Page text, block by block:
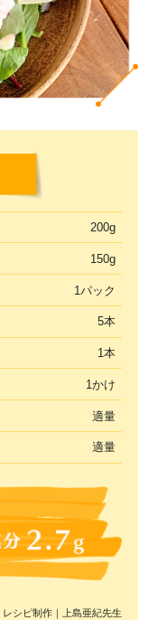
200g
150g
1パック
5本
1本
1かけ
適量
適量
レシピ制作｜上島亜紀先生